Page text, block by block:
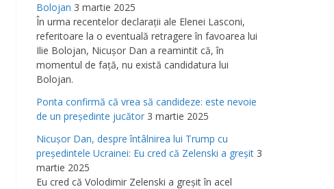
Bolojan 3 martie 2025
În urma recentelor declaraţii ale Elenei Lasconi,
referitoare la o eventuală retragere în favoarea lui
Ilie Bolojan, Nicuşor Dan a reamintit că, în
momentul de faţă, nu există candidatura lui
Bolojan.
Ponta confirmă că vrea să candideze: este nevoie
de un preşedinte jucător 3 martie 2025
Nicuşor Dan, despre întâlnirea lui Trump cu
preşedintele Ucrainei: Eu cred că Zelenski a greşit 3
martie 2025
Eu cred că Volodimir Zelenski a greşit în acel